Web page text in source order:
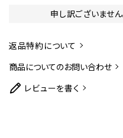
申し訳ございませ
返品特約について
商品についてのお問い合わせ
レビューを書く